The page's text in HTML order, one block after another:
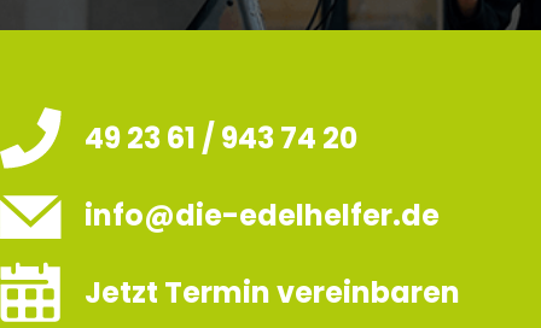
49 23 61 / 943 74 20
info@die-edelhelfer.de
Jetzt Termin vereinbaren